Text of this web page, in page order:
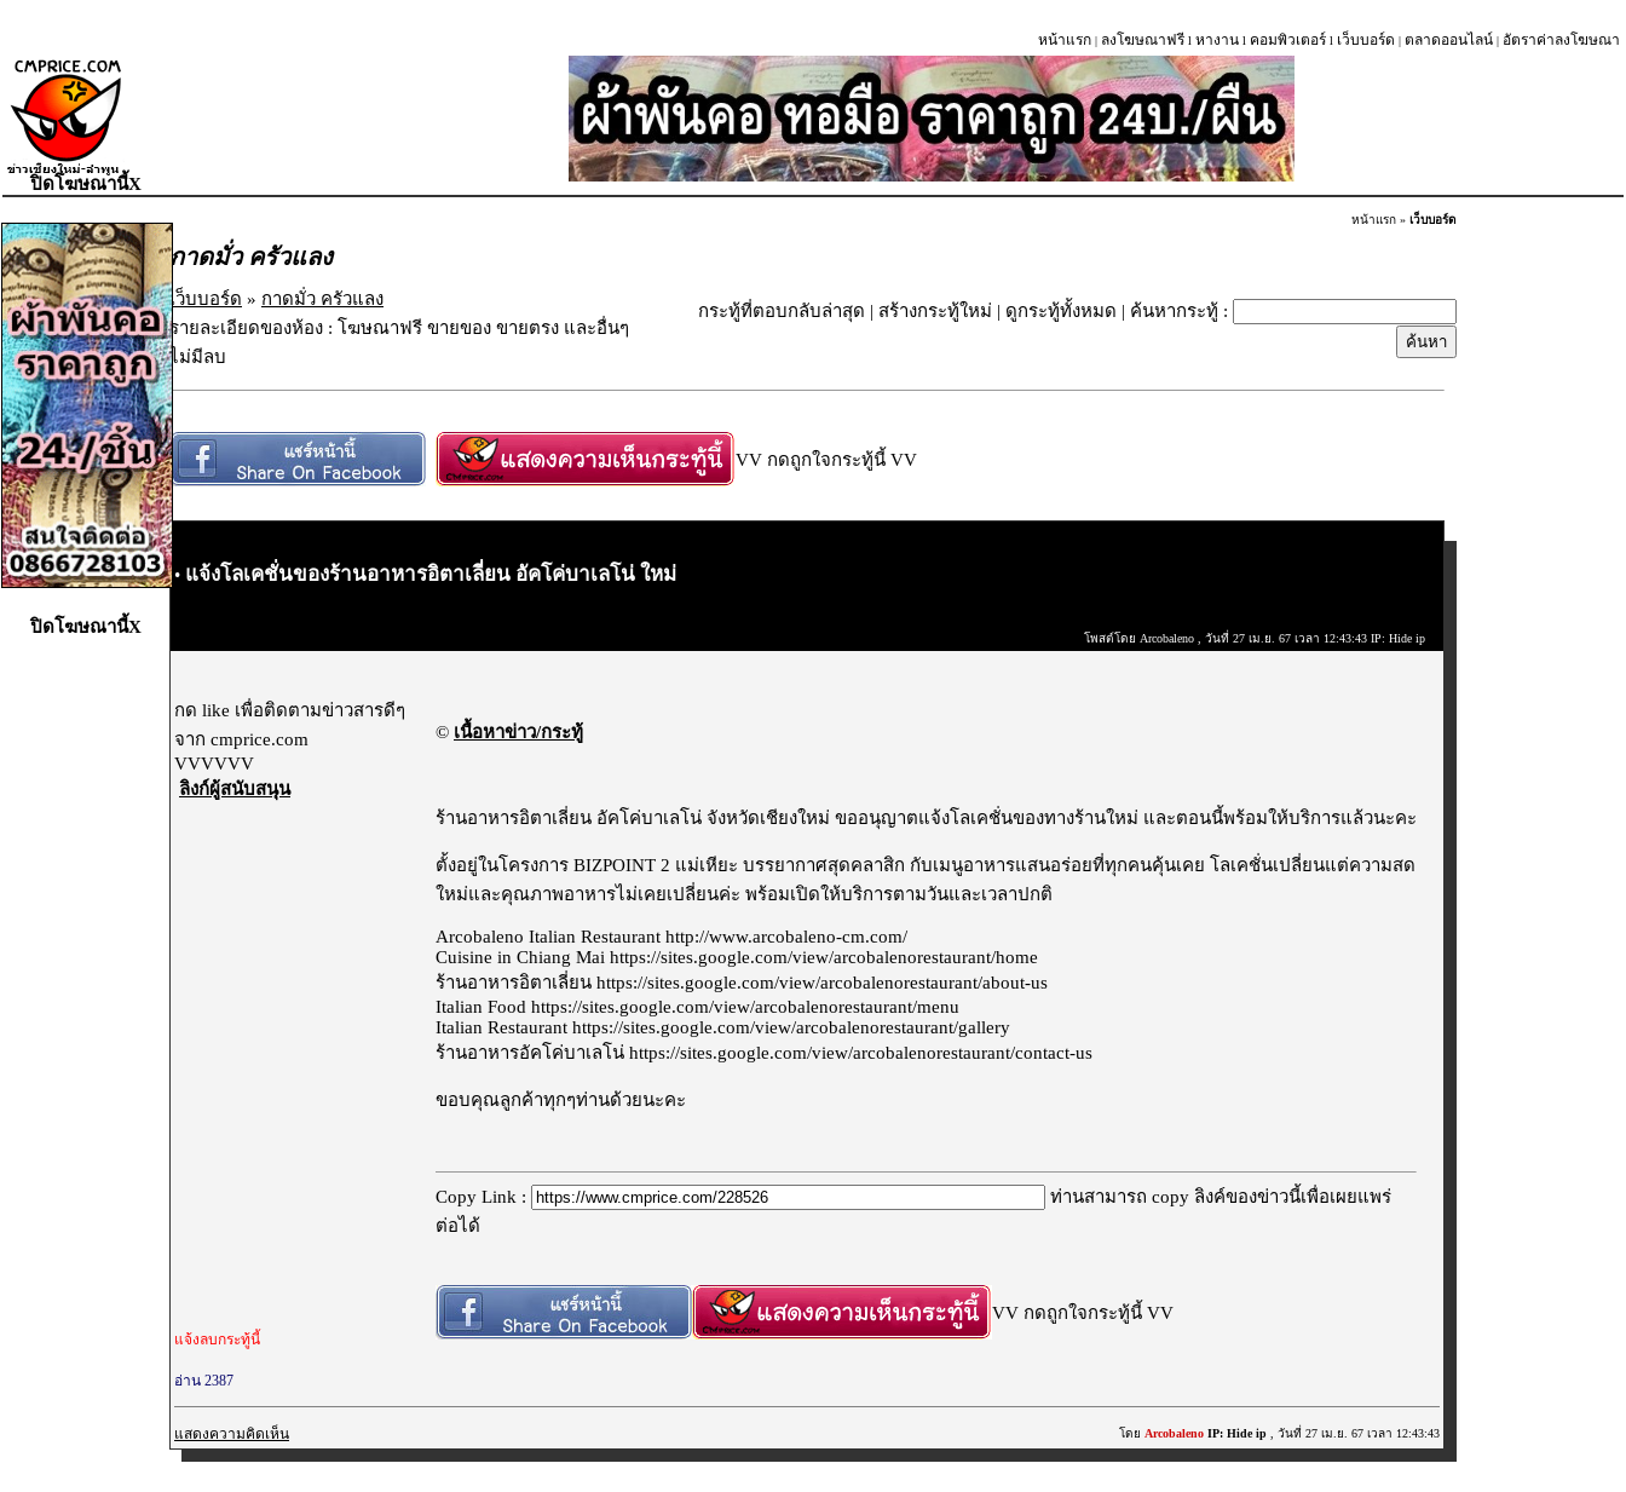
หน้าแรก | ลงโฆษณาฟรี l หางาน l คอมพิวเตอร์ l เว็บบอร์ด | ตลาดออนไลน์ | อัตราค่าลงโฆษณา
หน้าแรก » เว็บบอร์ด
กาดมั่ว ครัวแลง
เว็บบอร์ด » กาดมั่ว ครัวแลง
รายละเอียดของห้อง : โฆษณาฟรี ขายของ ขายตรง และอื่นๆ
ไม่มีลบ
กระทู้ที่ตอบกลับล่าสุด | สร้างกระทู้ใหม่ | ดูกระทู้ทั้งหมด | ค้นหากระทู้ :
VV กดถูกใจกระทู้นี้ VV
• แจ้งโลเคชั่นของร้านอาหารอิตาเลี่ยน อัคโค่บาเลโน่ ใหม่
โพสต์โดย Arcobaleno , วันที่ 27 เม.ย. 67 เวลา 12:43:43 IP: Hide ip
กด like เพื่อติดตามข่าวสารดีๆ
จาก cmprice.com
VVVVVV
ลิงก์ผู้สนับสนุน
© เนื้อหาข่าว/กระทู้
ร้านอาหารอิตาเลี่ยน อัคโค่บาเลโน่ จังหวัดเชียงใหม่ ขออนุญาตแจ้งโลเคชั่นของทางร้านใหม่ และตอนนี้พร้อมให้บริการแล้วนะคะ
ตั้งอยู่ในโครงการ BIZPOINT 2 แม่เหียะ บรรยากาศสุดคลาสิก กับเมนูอาหารแสนอร่อยที่ทุกคนคุ้นเคย โลเคชั่นเปลี่ยนแต่ความสด
ใหม่และคุณภาพอาหารไม่เคยเปลี่ยนค่ะ พร้อมเปิดให้บริการตามวันและเวลาปกติ
Arcobaleno Italian Restaurant http://www.arcobaleno-cm.com/
Cuisine in Chiang Mai https://sites.google.com/view/arcobalenorestaurant/home
ร้านอาหารอิตาเลี่ยน https://sites.google.com/view/arcobalenorestaurant/about-us
Italian Food https://sites.google.com/view/arcobalenorestaurant/menu
Italian Restaurant https://sites.google.com/view/arcobalenorestaurant/gallery
ร้านอาหารอัคโค่บาเลโน่ https://sites.google.com/view/arcobalenorestaurant/contact-us
ขอบคุณลูกค้าทุกๆท่านด้วยนะคะ
Copy Link :
ท่านสามารถ copy ลิงค์ของข่าวนี้เพื่อเผยแพร่
ต่อได้
VV กดถูกใจกระทู้นี้ VV
แจ้งลบกระทู้นี้
อ่าน 2387
แสดงความคิดเห็น โดย Arcobaleno IP: Hide ip , วันที่ 27 เม.ย. 67 เวลา 12:43:43
ปิดโฆษณานี้X
ปิดโฆษณานี้X